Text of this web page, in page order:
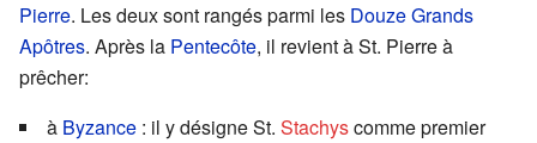
Pierre. Les deux sont rangés parmi les Douze Grands
Apôtres. Après la Pentecôte, il revient à St. Pierre à
prêcher:
à Byzance : il y désigne St. Stachyscomme premier